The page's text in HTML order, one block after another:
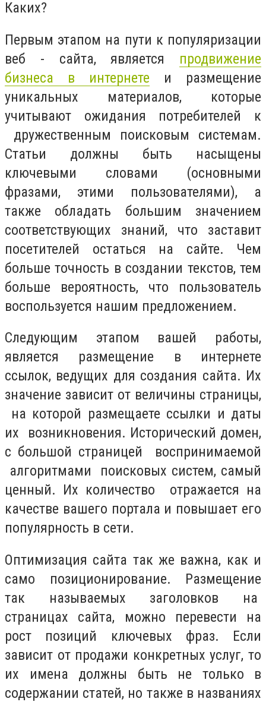
Каких?
Первым этапом на пути к популяризации
веб - сайта, является продвижение
бизнеса в интернете и размещение
уникальных материалов, которые
учитывают ожидания потребителей к
дружественным поисковым системам.
Статьи должны быть насыщены
ключевыми словами (основными
фразами, этими пользователями), а
также обладать большим значением
соответствующих знаний, что заставит
посетителей остаться на сайте. Чем
больше точность в создании текстов, тем
больше вероятность, что пользователь
воспользуется нашим предложением.
Следующим этапом вашей работы,
является размещение в интернете
ссылок, ведущих для создания сайта. Их
значение зависит от величины страницы,
на которой размещаете ссылки и даты
их возникновения. Исторический домен,
с большой страницей воспринимаемой
алгоритмами поисковых систем, самый
ценный. Их количество отражается на
качестве вашего портала и повышает его
популярность в сети.
Оптимизация сайта так же важна, как и
само позиционирование. Размещение
так называемых заголовков на
страницах сайта, можно перевести на
рост позиций ключевых фраз. Если
зависит от продажи конкретных услуг, то
их имена должны быть не только в
содержании статей, но также в названиях